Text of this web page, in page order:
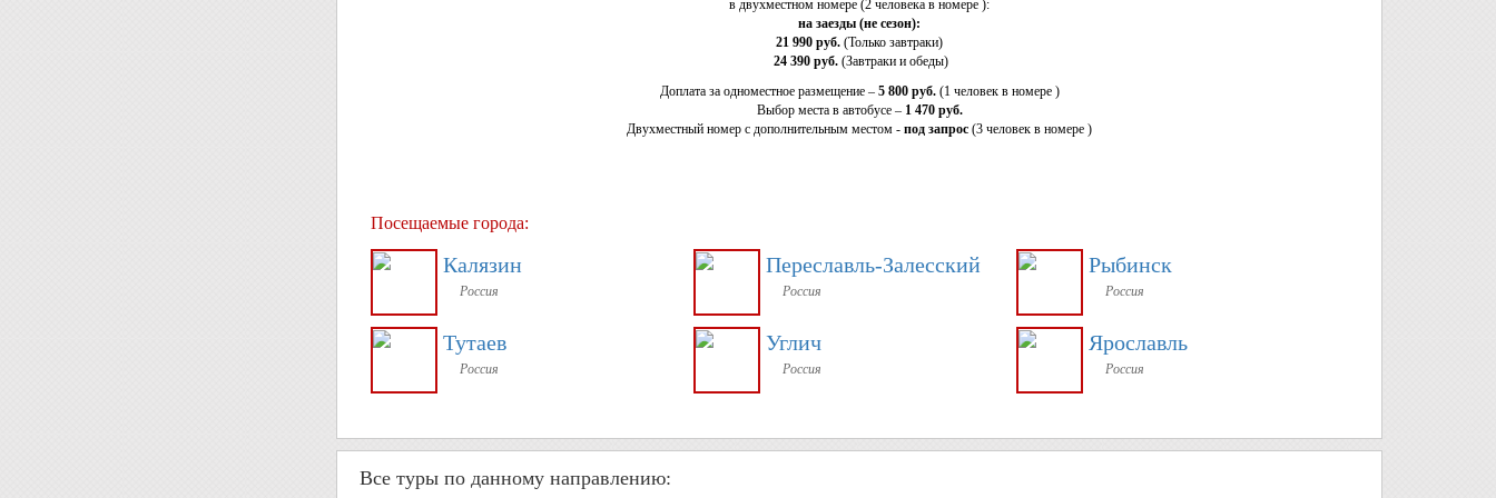
в двухместном номере (2 человека в номере ):
на заезды (не сезон):
21 990 руб. (Только завтраки)
24 390 руб. (Завтраки и обеды)
Доплата за одноместное размещение – 5 800 руб.(1 человек в номере )
Выбор места в автобусе – 1 470 руб.
Двухместный номер с дополнительным местом - под запрос (3 человек в номере )
Посещаемые города:
Калязин
Россия
Переславль-Залесский
Россия
Рыбинск
Россия
Тутаев
Россия
Углич
Россия
Ярославль
Россия
Все туры по данному направлению: